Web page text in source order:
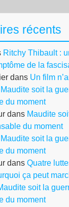
récents
Ritchy Thibault :
de la
dans Un film
Maudite soit la
du moment
dans Maudite
du moment
Maudite soit la
du moment
dans Quatre
ça peut
soit la
du moment